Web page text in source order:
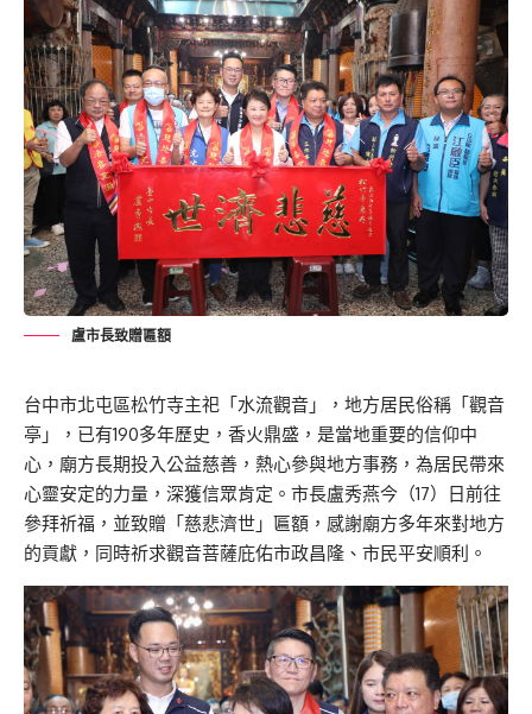
盧市長致贈匾額
台中市北屯區松竹寺主祀「水流觀音」，地方居民俗稱「觀音
亭」，已有190多年歷史，香火鼎盛，是當地重要的信仰中
心，廟方長期投入公益慈善，熱心參與地方事務，為居民帶來
心靈安定的力量，深獲信眾肯定。市長盧秀燕今（17）日前往
參拜祈福，並致贈「慈悲濟世」匾額，感謝廟方多年來對地方
的貢獻，同時祈求觀音菩薩庇佑市政昌隆、市民平安順利。